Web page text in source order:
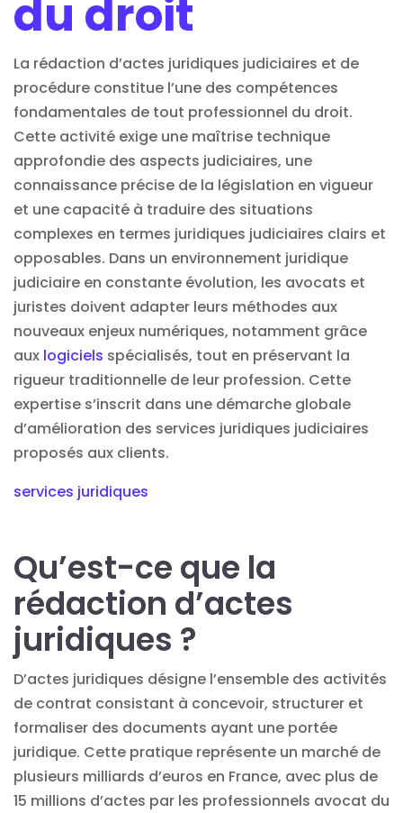
du droit
La rédaction d’actes juridiques judiciaires et de
procédure constitue l’une des compétences
fondamentales de tout professionnel du droit.
Cette activité exige une maîtrise technique
approfondie des aspects judiciaires, une
connaissance précise de la législation en vigueur
et une capacité à traduire des situations
complexes en termes juridiques judiciaires clairs et
opposables. Dans un environnement juridique
judiciaire en constante évolution, les avocats et
juristes doivent adapter leurs méthodes aux
nouveaux enjeux numériques, notamment grâce
aux logiciels spécialisés, tout en préservant la
rigueur traditionnelle de leur profession. Cette
expertise s’inscrit dans une démarche globale
d’amélioration des services juridiques judiciaires
proposés aux clients.
services juridiques
Qu’est-ce que la
rédaction d’actes
juridiques ?
D’actes juridiques désigne l’ensemble des activités
de contrat consistant à concevoir, structurer et
formaliser des documents ayant une portée
juridique. Cette pratique représente un marché de
plusieurs milliards d’euros en France, avec plus de
15 millions d’actes par les professionnels avocat du